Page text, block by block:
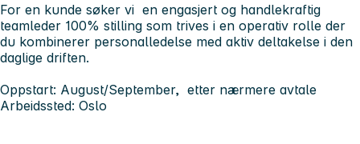
For en kunde søker vi en engasjert og handlekraftig
teamleder 100% stilling som trives i en operativ rolle der
du kombinerer personalledelse med aktiv deltakelse i den
daglige driften.
Oppstart: August/September, etter nærmere avtale
Arbeidssted: Oslo